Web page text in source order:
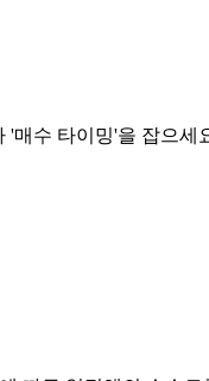
'매수 타이밍'을 잡으세